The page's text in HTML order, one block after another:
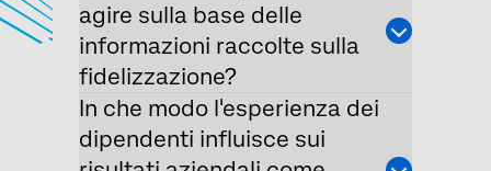
agire sulla base delle
informazioni raccolte sulla
fidelizzazione?
In che modo l'esperienza dei
dipendenti influisce sui